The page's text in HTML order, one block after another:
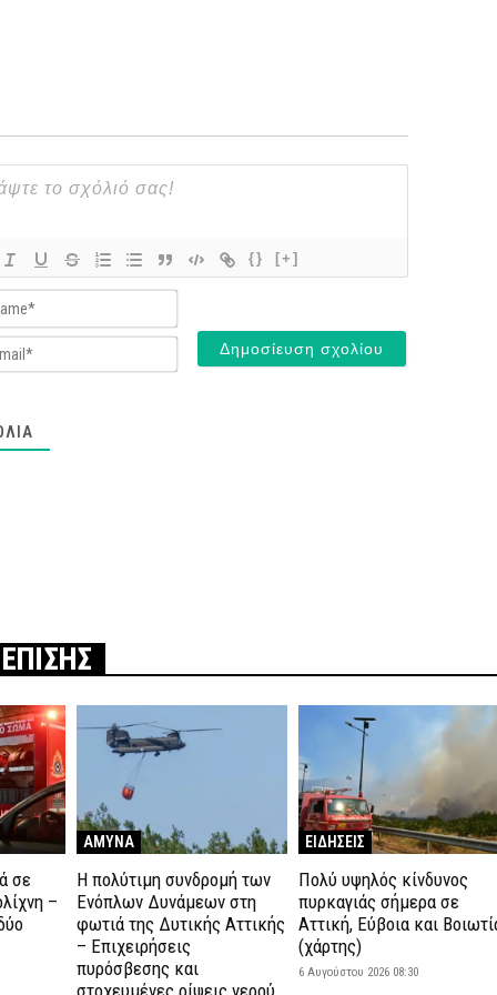
{} [+]
Name*
Email*
σε
–
ΑΜΥΝΑ
H πολύτιμη συνδρομή των
Ενόπλων Δυνάμεων στη
φωτιά της Δυτικής Αττικής
– Επιχειρήσεις
πυρόσβεσης και
στοχευμένες ρίψεις νερού
ΕΙΔΗΣΕΙΣ
Πολύ υψηλός κίνδυνος
πυρκαγιάς σήμερα σε
Αττική, Εύβοια και
(χάρτης)
6 Αυγούστου 2026 08:30